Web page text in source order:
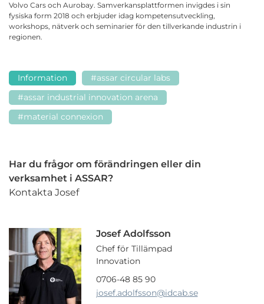
Volvo Cars och Aurobay. Samverkansplattformen invigdes i sin
fysiska form 2018 och erbjuder idag kompetensutveckling,
workshops, nätverk och seminarier för den tillverkande industrin i
regionen.
Information
#assar circular labs
#assar industrial innovation arena
#material connexion
Har du frågor om förändringen eller din
verksamhet i ASSAR?
Kontakta Josef
Josef Adolfsson
Chef för Tillämpad
Innovation
0706-48 85 90
josef.adolfsson@idcab.se